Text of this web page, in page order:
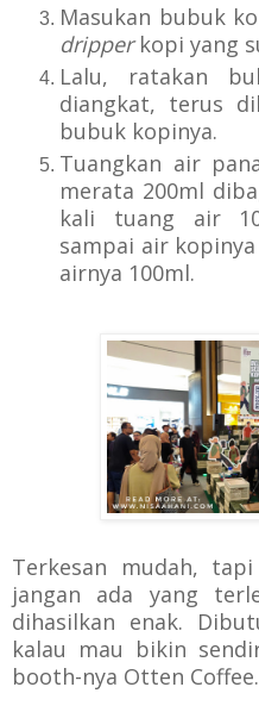
Masukan bubuk
dripperkopi yang
Lalu, ratakan
diangkat, terus
bubuk kopinya.
Tuangkan air
merata 200ml
kali tuang air
sampai air
airnya 100ml.
Terkesan mudah,
jangan ada yang
dihasilkan enak.
kalau mau bikin
booth-nya Otten Coffee.